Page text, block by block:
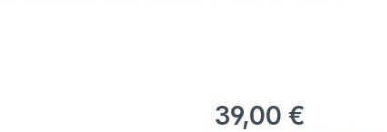
39,00 €